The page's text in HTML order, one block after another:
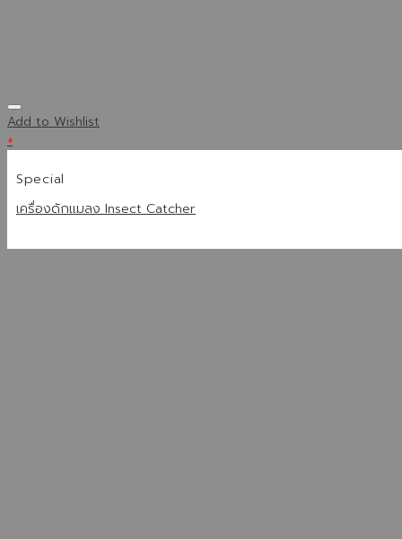
Add to Wishlist
+
Special
เครื่องดักแมลง Insect Catcher